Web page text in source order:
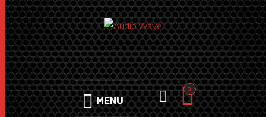
MENU
0